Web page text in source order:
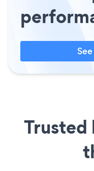
Trusted